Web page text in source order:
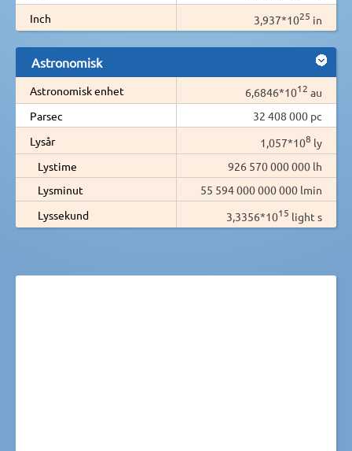
Inch
3,937*1025 in
Astronomisk
Astronomisk enhet 6,6846*1012 au
Parsec
32 408 000 pc
Lysår
1,057*108 ly
Lystime
926 570 000 000 lh
Lysminut
55 594 000 000 000 lmin
Lyssekund
3,3356*1015 light s